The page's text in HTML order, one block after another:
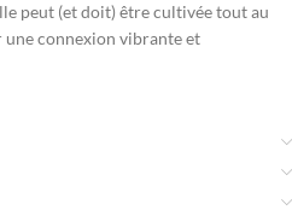
peut (et doit) être cultivée tout au
connexion vibrante et